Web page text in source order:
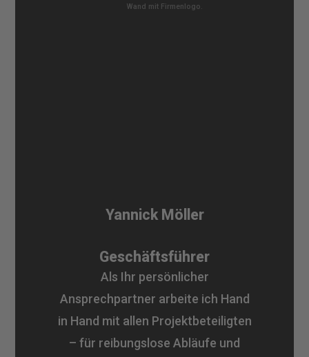
Yannick Möller
Geschäftsführer​
Als Ihr persönlicher
Ansprechpartner arbeite ich Hand
in Hand mit allen Projektbeteiligten
– für reibungslose Abläufe und